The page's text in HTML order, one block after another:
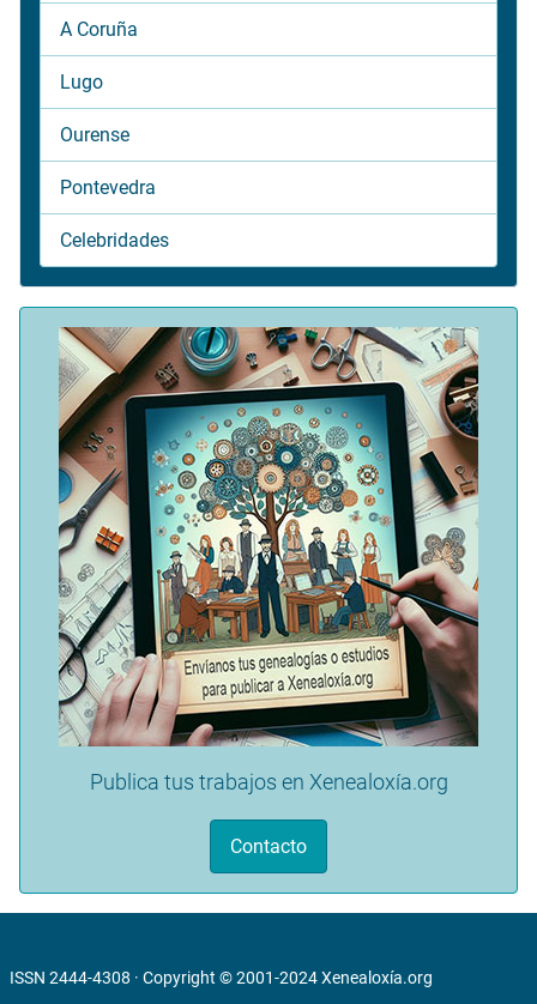
A Coruña
Lugo
Ourense
Pontevedra
Celebridades
Publica tus trabajos en Xenealoxía.org
Contacto
ISSN 2444-4308 · Copyright © 2001-2024Xenealoxía.org